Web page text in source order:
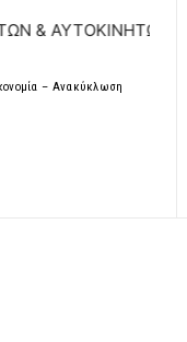
| ΔΩΡΕΑΝ
– Ανακύκλωση